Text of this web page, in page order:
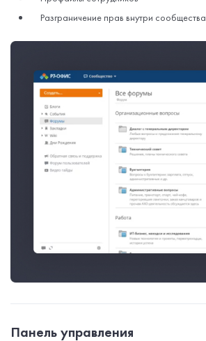
Разграничение прав внутри сообщества
Панель управления